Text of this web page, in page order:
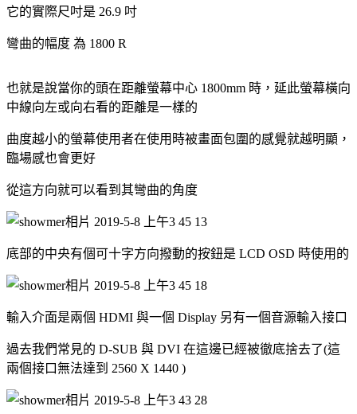
它的實際尺吋是 26.9 吋
彎曲的幅度 為 1800 R
也就是說當你的頭在距離螢幕中心 1800mm 時，延此螢幕橫向
中線向左或向右看的距離是一樣的
曲度越小的螢幕使用者在使用時被畫面包圍的感覺就越明顯，
臨場感也會更好
從這方向就可以看到其彎曲的角度
底部的中央有個可十字方向撥動的按鈕是 LCD OSD 時使用的
輸入介面是兩個 HDMI 與一個 Display 另有一個音源輸入接口
過去我們常見的 D-SUB 與 DVI 在這邊已經被徹底捨去了(這
兩個接口無法達到 2560 X 1440 )